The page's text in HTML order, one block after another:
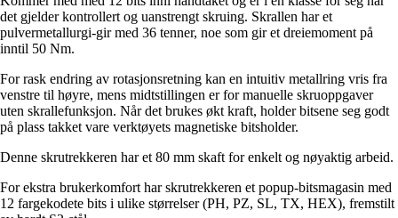
det gjelder kontrollert og uanstrengt skruing. Skrallen har et
pulvermetallurgi-gir med 36 tenner, noe som gir et dreiemoment på
inntil 50 Nm.
For rask endring av rotasjonsretning kan en intuitiv metallring vris fra
venstre til høyre, mens midtstillingen er for manuelle skruoppgaver
uten skrallefunksjon. Når det brukes økt kraft, holder bitsene seg godt
på plass takket vare verktøyets magnetiske bitsholder.
Denne skrutrekkeren har et 80 mm skaft for enkelt og nøyaktig arbeid.
For ekstra brukerkomfort har skrutrekkeren et popup-bitsmagasin med
12 fargekodete bits i ulike størrelser (PH, PZ, SL, TX, HEX), fremstilt